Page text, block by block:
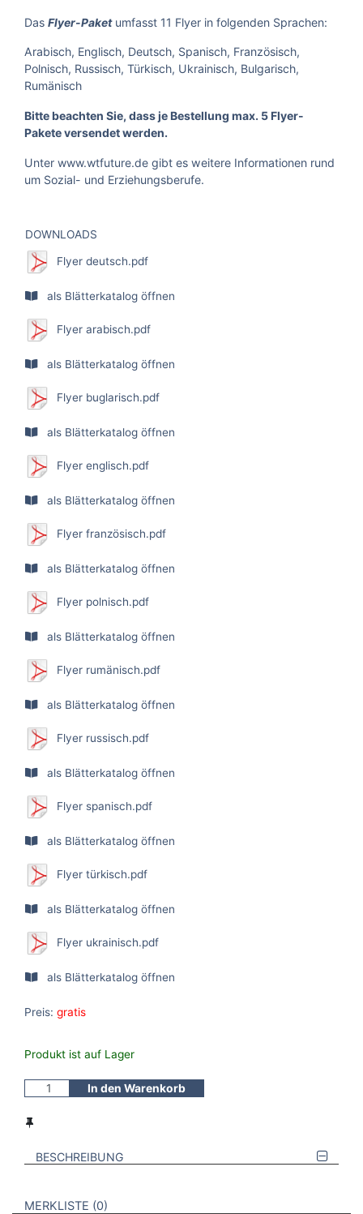
Das Flyer-Paketumfasst 11 Flyer in folgenden Sprachen:
Arabisch, Englisch, Deutsch, Spanisch, Französisch,
Polnisch, Russisch, Türkisch, Ukrainisch, Bulgarisch,
Rumänisch
Bitte beachten Sie, dass je Bestellung max. 5 Flyer-
Pakete versendet werden.
Unter www.wtfuture.de gibt es weitere Informationen rund
um Sozial- und Erziehungsberufe.
DOWNLOADS
Flyer deutsch.pdf
als Blätterkatalog öffnen
Flyer arabisch.pdf
als Blätterkatalog öffnen
Flyer buglarisch.pdf
als Blätterkatalog öffnen
Flyer englisch.pdf
als Blätterkatalog öffnen
Flyer französisch.pdf
als Blätterkatalog öffnen
Flyer polnisch.pdf
als Blätterkatalog öffnen
Flyer rumänisch.pdf
als Blätterkatalog öffnen
Flyer russisch.pdf
als Blätterkatalog öffnen
Flyer spanisch.pdf
als Blätterkatalog öffnen
Flyer türkisch.pdf
als Blätterkatalog öffnen
Flyer ukrainisch.pdf
als Blätterkatalog öffnen
Preis: gratis
Produkt ist auf Lager
In den Warenkorb
BESCHREIBUNG
VERWEISE AUF VERMERKTE- ODER ZULETZT ANGESEHENE
MERKLISTE 0 BROSCHÜREN